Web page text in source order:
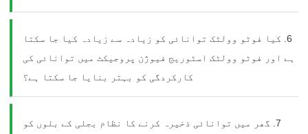
6. کیا فوٹو وولٹک توانائی کو زیادہ سے زیادہ کیا جا سکتا
ہے اور فوٹو وولٹک اسٹوریج فیوژن پروجیکٹ میں توانائی کی
کارکردگی کو بہتر بنایا جا سکتا ہے؟
7. گھر میں توانائی ذخیرہ کرنے کا نظام بجلی کے بلوں کو